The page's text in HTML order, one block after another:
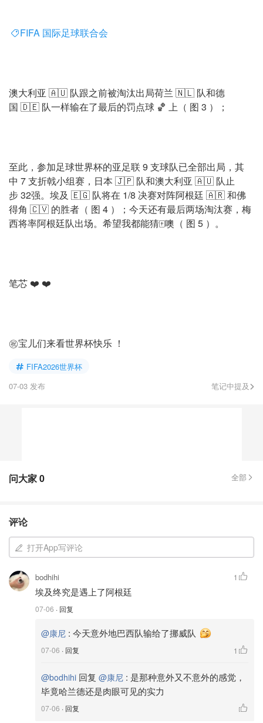
FIFA 国际足球联合会
澳大利亚 🇦🇺 队跟之前被淘汰出局荷兰 🇳🇱 队和德
国 🇩🇪 队一样输在了最后的罚点球 🏀 上（ 图 3 ）；
至此，参加足球世界杯的亚足联 9 支球队已全部出局，其
中 7 支折戟小组赛，日本 🇯🇵 队和澳大利亚 🇦🇺 队止
步 32强。埃及 🇪🇬 队将在 1/8 决赛对阵阿根廷 🇦🇷 和佛
得角 🇨🇻 的胜者（ 图 4 ）；今天还有最后两场淘汰赛，梅
西将率阿根廷队出场。希望我都能猜🀄️噢（ 图 5 ）。
笔芯 ❤️ ❤️
㊗️宝儿们来看世界杯快乐 ！
FIFA2026世界杯
07-03 发布
笔记中提及
问大家0 全部
评论
打开App写评论
bodhihi
埃及终究是遇上了阿根廷
07-06 · 回复
1
@康尼 : 今天意外地巴西队输给了挪威队
07-06 · 回复 1
@bodhihi 回复 @康尼 : 是那种意外又不意外的感觉，
毕竟哈兰德还是肉眼可见的实力
07-06 · 回复